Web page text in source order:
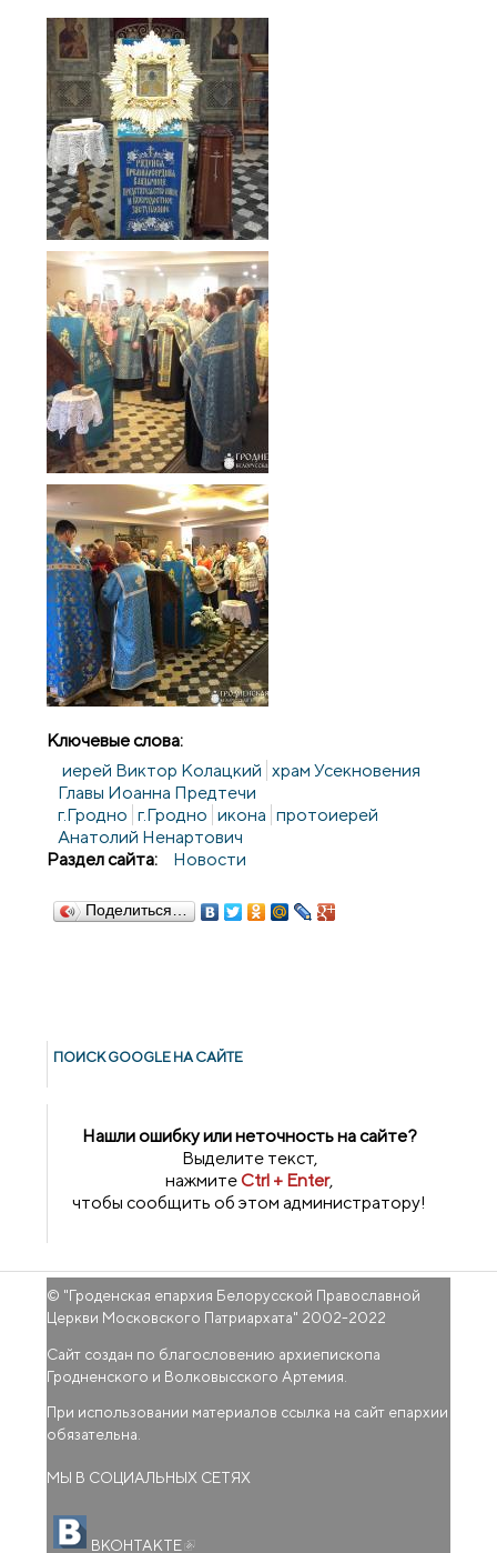
Ключевые слова:
иерей Виктор Колацкий храм Усекновения
Главы Иоанна Предтечи
г.Гродно г.Гродно икона протоиерей
Анатолий Ненартович
Раздел сайта:
Новости
Поделиться…
ПОИСК GOОGLE НА САЙТЕ
Нашли ошибку или неточность на сайте?
Выделите текст,
нажмитеCtrl + Enter,
чтобы сообщить об этом администратору!
© "Гроденская епархия Белорусской Православной
Церкви Московского Патриархата" 2002-2022
Сайт создан по благословению архиепископа
Гродненского и Волковысского Артемия.
При использовании материалов ссылка на сайт епархии
обязательна.
МЫ В СОЦИАЛЬНЫХ СЕТЯХ
ВКОНТАКТЕ